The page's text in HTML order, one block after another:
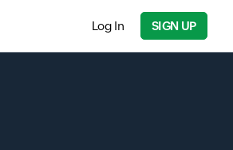
Log In SIGN UP